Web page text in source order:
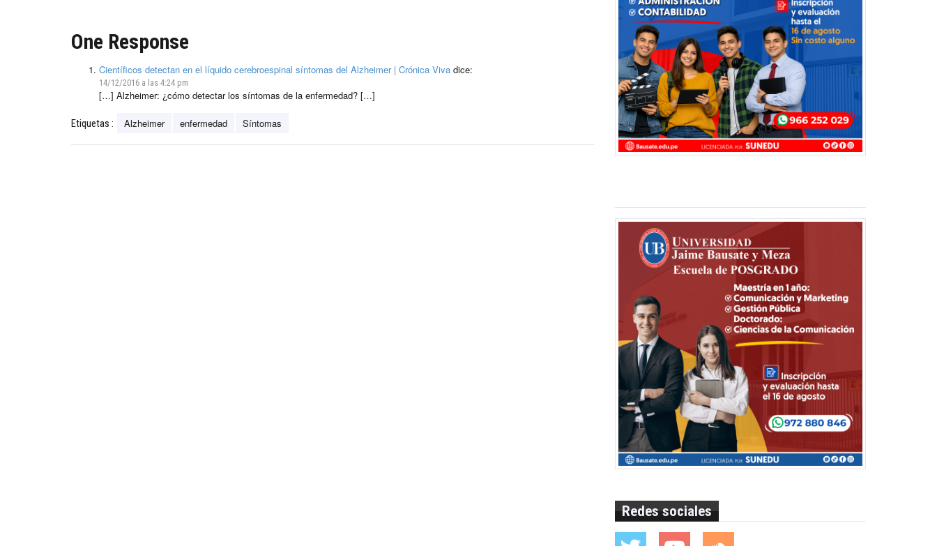
One Response
Científicos detectan en el líquido cerebroespinal síntomas del Alzheimer | Crónica Viva dice:
14/12/2016 a las 4:24 pm
[…] Alzheimer: ¿cómo detectar los síntomas de la enfermedad? […]
Etiquetas : Alzheimer enfermedad Síntomas
Redes sociales